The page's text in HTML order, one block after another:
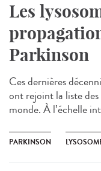
Les
Parkinson
Ces dernières
ont rejoint la liste des
monde. À l’échelle
PARKINSON